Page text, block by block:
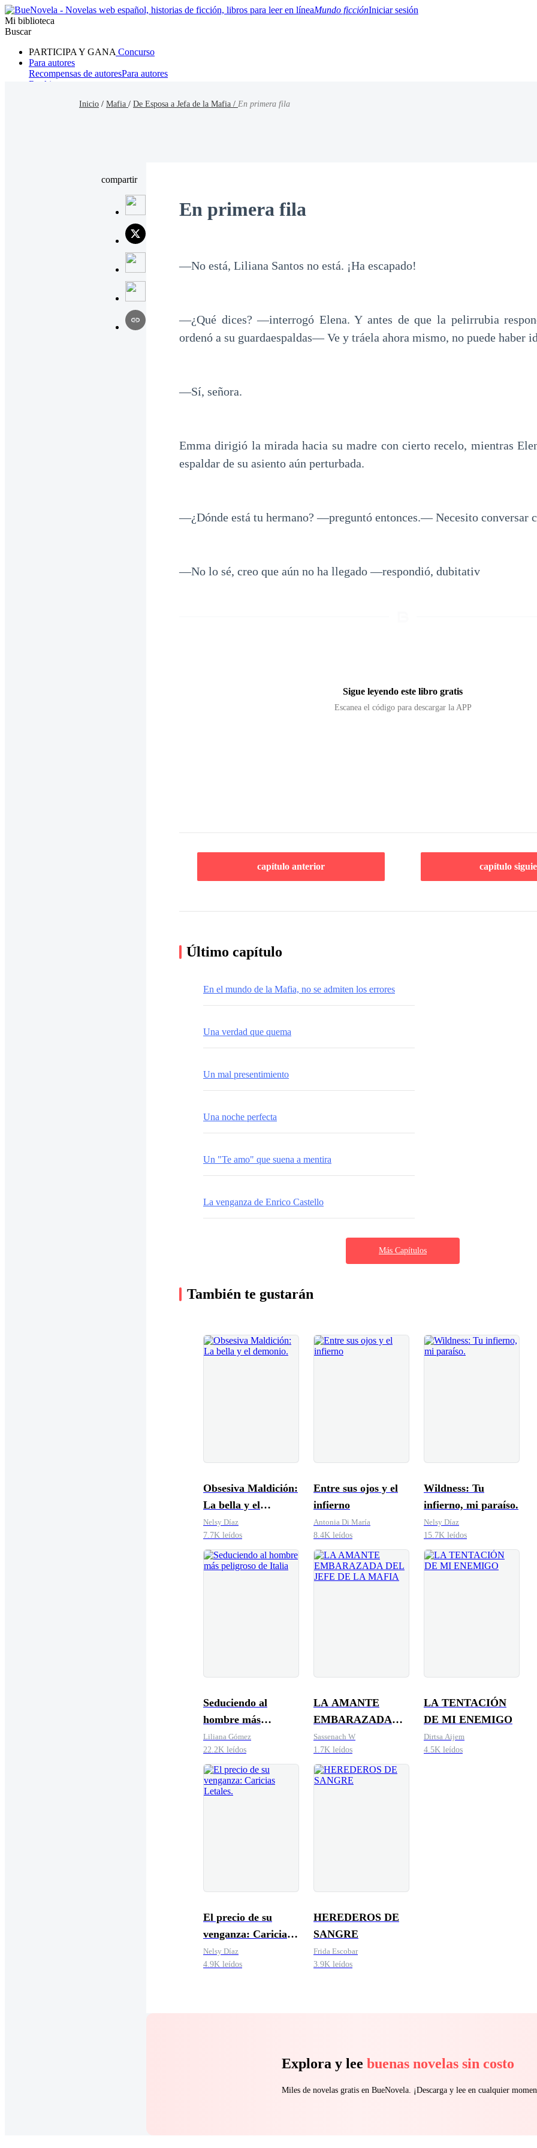
Mundo ficciónIniciar sesión
Mi biblioteca
Buscar
PARTICIPA Y GANA Concurso
Para autores
Recompensas de autoresPara autores
Ranking
Inicio / Mafia / De Esposa a Jefa de la Mafia / En primera fila
compartir
En primera fila
—No está, Liliana Santos no está. ¡Ha escapado!
—¿Qué dices? —interrogó Elena. Y antes de que la pelirrubia
ordenó a su guardaespaldas— Ve y tráela ahora mismo, no puede haber
—Sí, señora.
Emma dirigió la mirada hacia su madre con cierto recelo, mientras
espaldar de su asiento aún perturbada.
—¿Dónde está tu hermano? —preguntó entonces.— Necesito conversar
—No lo sé, creo que aún no ha llegado —respondió, dubitativ
Sigue leyendo este libro gratis
Escanea el código para descargar la APP
capítulo anterior capítulo
Último capítulo
En el mundo de la Mafia, no se admiten los errores
Una verdad que quema
Un mal presentimiento
Una noche perfecta
Un "Te amo" que suena a mentira
La venganza de Enrico Castello
Más Capítulos
También te gustarán
Obsesiva Maldición:
La bella y el
demonio.
Nelsy Díaz
7.7K leídos
Entre sus ojos y el
infierno
Antonia Di María
8.4K leídos
Wildness: Tu
infierno, mi paraíso.
Nelsy Díaz
15.7K leídos
Seduciendo al
hombre más
peligroso de Italia
Liliana Gómez
22.2K leídos
LA AMANTE
EMBARAZADA
DEL JEFE DE LA
MAFIA
Sassenach W
1.7K leídos
LA TENTACIÓN
DE MI ENEMIGO
Dirtsa Aijem
4.5K leídos
El precio de su
venganza: Caricias
Letales.
Nelsy Díaz
4.9K leídos
HEREDEROS DE
SANGRE
Frida Escobar
3.9K leídos
Explora y lee buenas novelas sin costo
Miles de novelas gratis en BueNovela. ¡Descarga y lee en cualquier